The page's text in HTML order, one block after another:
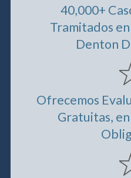
40,000+
Tramitados
Denton
Ofrecemos
Gratuitas,